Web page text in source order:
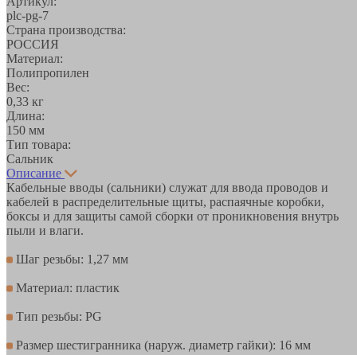
plc-pg-7
Страна производства:
РОССИЯ
Материал:
Полипропилен
Вес:
0,33 кг
Длина:
150 мм
Тип товара:
Сальник
Описание
Кабельные вводы (сальники) служат для ввода проводов и
кабелей в распределительные щиты, распаячные коробки,
боксы и для защиты самой сборки от проникновения внутрь
пыли и влаги.
Шаг резьбы: 1,27 мм
Материал: пластик
Тип резьбы: PG
Размер шестигранника (наруж. диаметр гайки): 16 мм